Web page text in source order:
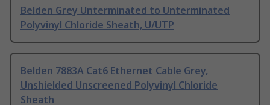
Belden Grey Unterminated to Unterminated
Polyvinyl Chloride Sheath, U/UTP
Belden 7883A Cat6 Ethernet Cable Grey,
Unshielded Unscreened Polyvinyl Chloride
Sheath